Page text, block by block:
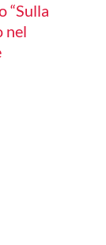
“Sulla
nel